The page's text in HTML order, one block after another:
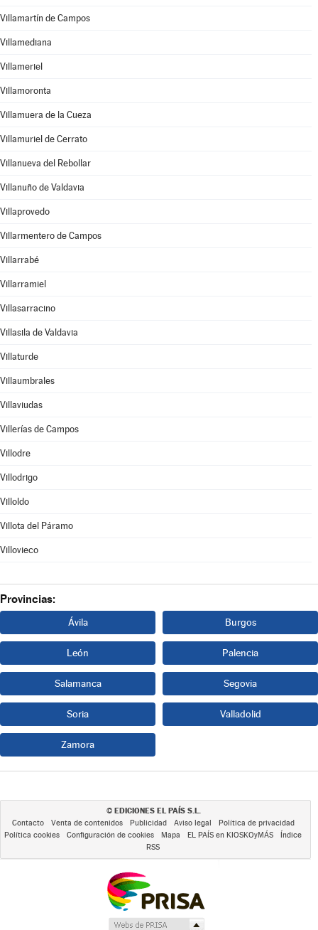
Villamartín de Campos
Villamediana
Villameriel
Villamoronta
Villamuera de la Cueza
Villamuriel de Cerrato
Villanueva del Rebollar
Villanuño de Valdavia
Villaprovedo
Villarmentero de Campos
Villarrabé
Villarramiel
Villasarracino
Villasila de Valdavia
Villaturde
Villaumbrales
Villaviudas
Villerías de Campos
Villodre
Villodrigo
Villoldo
Villota del Páramo
Villovieco
Provincias:
Ávila Burgos
León Palencia
Salamanca Segovia
Soria Valladolid
Zamora
© EDICIONES EL PAÍS S.L.
Contacto Venta de contenidos Publicidad Aviso legal
Política de privacidad
Política cookies
Configuración de cookies Mapa EL PAÍS en KIOSKOyMÁS
Índice
RSS